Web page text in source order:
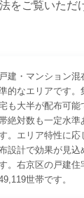
をご覧いただ
戸建・マンション混
的なエリアです。
も大半が配布可能
絶対数も一定水準
。エリア特性に応
設計で効果が見込
。右京区の戸建住
世帯です。